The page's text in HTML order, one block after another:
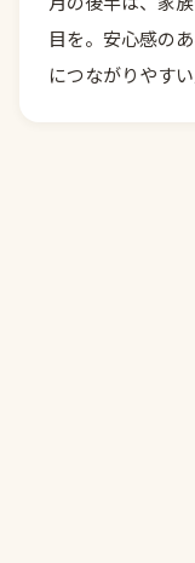
目を。安心感の
につながりやすい